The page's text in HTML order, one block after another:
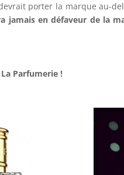
porter la marque au-
jamais en défaveur de la
Parfumerie !